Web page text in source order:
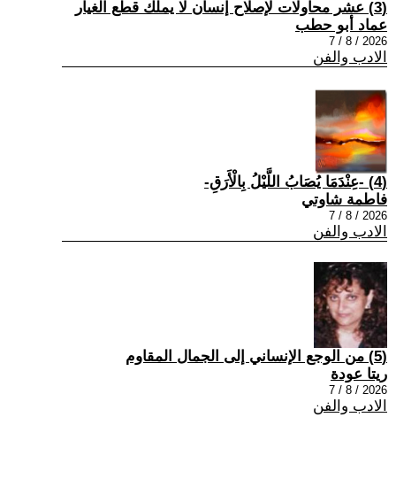
(3) عشر محاولات لإصلاح إنسان لا يملك قطع الغيار
عماد أبو حطب
2026 / 8 / 7
الادب والفن
(4) -عِنْدَمَا يُصَابُ اللَّيْلُ بِالْأَرَقِ-
فاطمة شاوتي
2026 / 8 / 7
الادب والفن
(5) من الوجع الإنساني إلى الجمال المقاوم
ريتا عودة
2026 / 8 / 7
الادب والفن